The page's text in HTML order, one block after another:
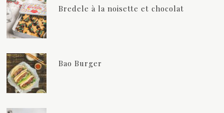
Bredele à la noisette et chocolat
Bao Burger